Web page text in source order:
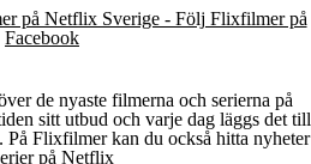
på Netflix Sverige - Följ Flixfilmer på
Facebook
de nyaste filmerna och serierna på
sitt utbud och varje dag läggs det till
På Flixfilmer kan du också hitta nyheter
på Netflix